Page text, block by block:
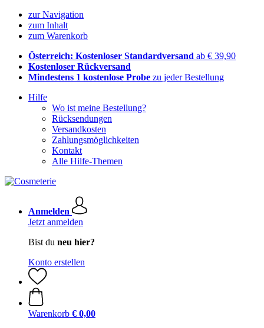
zur Navigation
zum Inhalt
zum Warenkorb
Österreich: Kostenloser Standardversand ab € 39,90
Kostenloser Rückversand
Mindestens 1 kostenlose Probe zu jeder Bestellung
Hilfe
Wo ist meine Bestellung?
Rücksendungen
Versandkosten
Zahlungsmöglichkeiten
Kontakt
Alle Hilfe-Themen
Anmelden
Jetzt anmelden
Bist du neu hier?
Konto erstellen
Warenkorb € 0,00